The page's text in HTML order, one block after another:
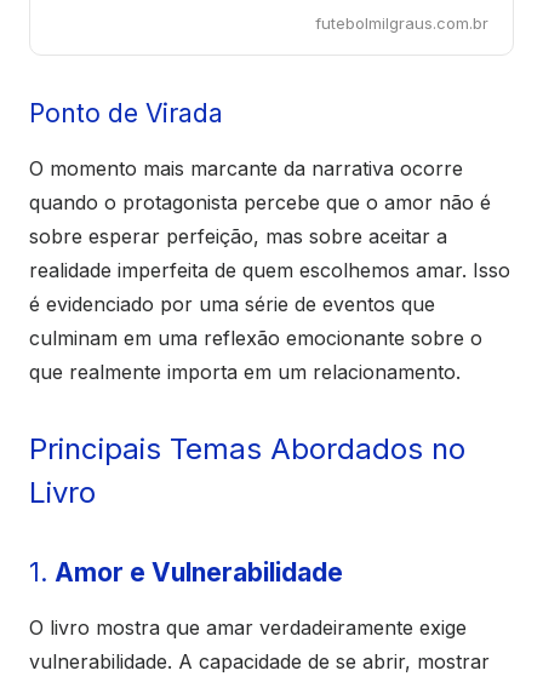
futebolmilgraus.com.br
Ponto de Virada
O momento mais marcante da narrativa ocorre
quando o protagonista percebe que o amor não é
sobre esperar perfeição, mas sobre aceitar a
realidade imperfeita de quem escolhemos amar. Isso
é evidenciado por uma série de eventos que
culminam em uma reflexão emocionante sobre o
que realmente importa em um relacionamento.
Principais Temas Abordados no
Livro
1. Amor e Vulnerabilidade
O livro mostra que amar verdadeiramente exige
vulnerabilidade. A capacidade de se abrir, mostrar